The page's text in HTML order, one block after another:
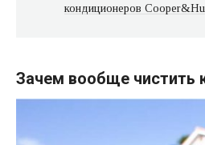
кондиционеров
Зачем вообще чистить